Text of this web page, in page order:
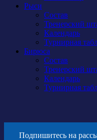
Рыси
Состав
Тренерский
Календарь
Турнирная
Бирюса
Состав
Тренерский
Календарь
Турнирная
Подпишитесь на